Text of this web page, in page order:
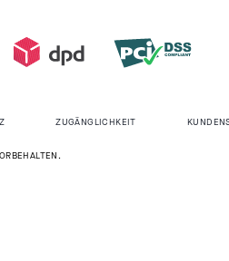
ZUGÄNGLICHKEIT